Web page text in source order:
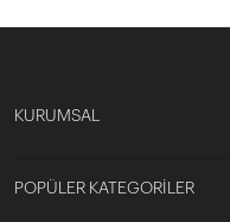
KURUMSAL
POPÜLER KATEGORİLER